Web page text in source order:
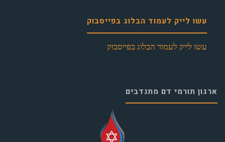
עשו לייק לעמוד הבלוג בפייסבוק
עשו לייק לעמוד הבלוג בפייסבוק
ארגון תורמי דם מתנדבים